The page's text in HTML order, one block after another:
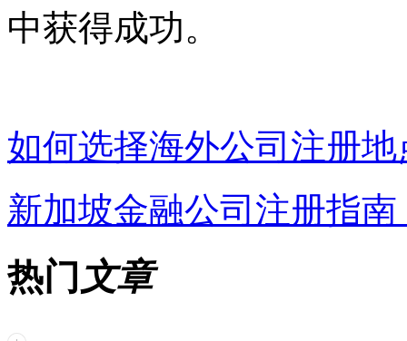
中获得成功。
如何选择海外公司注册
新加坡金融公司注册指
热门 文章